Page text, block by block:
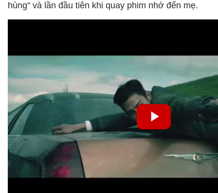
hùng" và lần đầu tiên khi quay phim nhớ đến mẹ.